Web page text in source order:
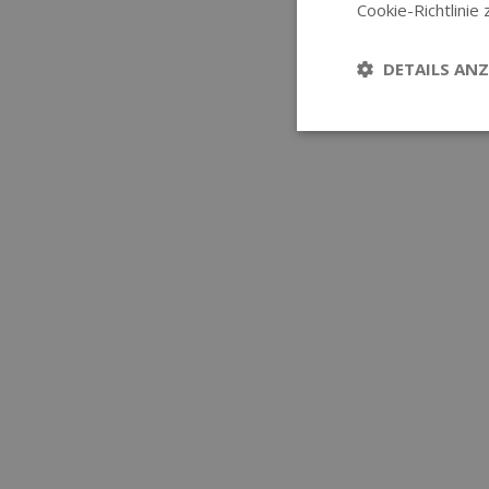
Cookie-Richtlinie
DETAILS